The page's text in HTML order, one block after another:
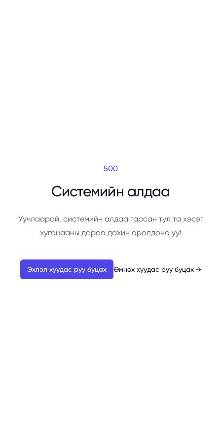
500
Системийн алдаа
Уучлаарай, системийн алдаа гарсан тул та хэсэг
хугацааны дараа дахин оролдоно уу!
Эхлэл хуудас руу буцах Өмнөх хуудас руу буцах →